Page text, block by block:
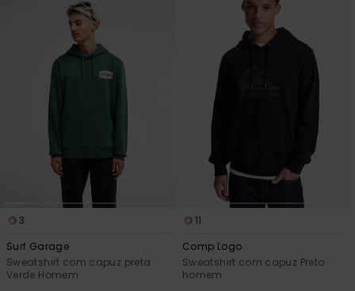
3
Surf Garage
Sweatshirt com capuz preta
Verde Homem
11
Comp Logo
Sweatshirt com capuz Preto
homem